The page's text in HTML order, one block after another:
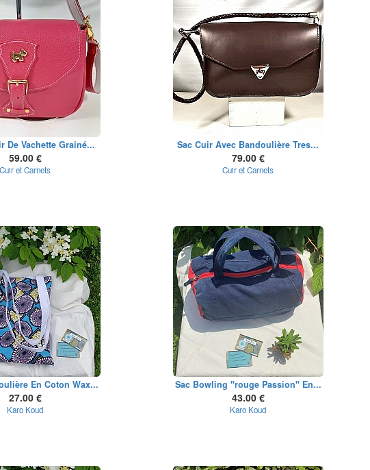
De Vachette Grainé...
59.00 €
Cuir et Carnets
Sac Cuir Avec Bandoulière Tres...
79.00 €
Cuir et Carnets
En Coton Wax...
27.00 €
Karo Koud
Sac Bowling "rouge Passion" En...
43.00 €
Karo Koud